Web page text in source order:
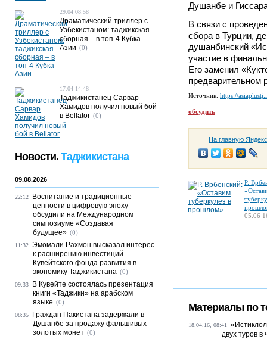
Душанбе и
В связи с
сбора в Турции,
душанбинский
участие в
Его заменил
предварительном
Источник: https://
обсудить
На главную
Р.
05.06
Материалы по
18.04.16, 08:41
двух туров
29.04 08:58
Драматический триллер с
Узбекистаном: таджикская
сборная – в топ-4 Кубка
Азии (0)
17.04 14:48
Таджикистанец Сарвар
Хамидов получил новый бой
в Bellator (0)
Новости. Таджикистана
09.08.2026
22:12
Воспитание и традиционные
ценности в цифровую эпоху
обсудили на Международном
симпозиуме «Создавая
будущее» (0)
11:32 Эмомали Рахмон высказал интерес
к расширению инвестиций
Кувейтского фонда развития в
экономику Таджикистана (0)
09:33
В Кувейте состоялась презентация
книги «Таджики» на арабском
языке (0)
08:35
Граждан Пакистана задержали в
Душанбе за продажу фальшивых
золотых монет (0)